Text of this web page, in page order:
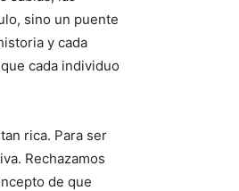
sino un puente
y cada
cada individuo
rica. Para ser
Rechazamos
de que